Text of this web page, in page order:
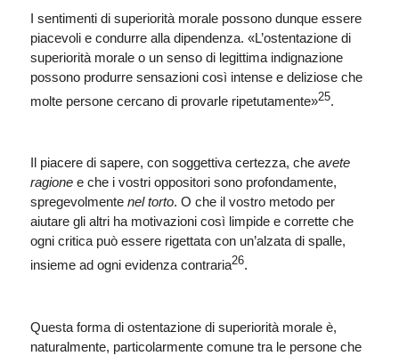
I sentimenti di superiorità morale possono dunque essere
piacevoli e condurre alla dipendenza. «L’ostentazione di
superiorità morale o un senso di legittima indignazione
possono produrre sensazioni così intense e deliziose che
molte persone cercano di provarle ripetutamente»25.
Il piacere di sapere, con soggettiva certezza, che avete
ragionee che i vostri oppositori sono profondamente,
spregevolmente nel torto. O che il vostro metodo per
aiutare gli altri ha motivazioni così limpide e corrette che
ogni critica può essere rigettata con un’alzata di spalle,
insieme ad ogni evidenza contraria26.
Questa forma di ostentazione di superiorità morale è,
naturalmente, particolarmente comune tra le persone che